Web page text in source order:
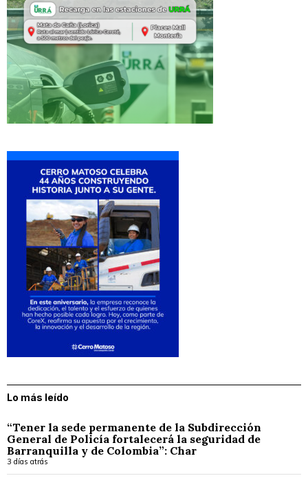
Lo más leído
“Tener la sede permanente de la Subdirección
General de Policía fortalecerá la seguridad de
Barranquilla y de Colombia”: Char
3 días atrás